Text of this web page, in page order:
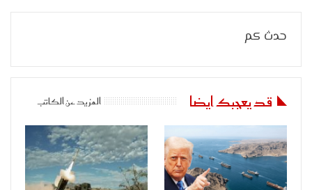
حدث كم
قد يعجبك ايضا المزيد عن الكاتب